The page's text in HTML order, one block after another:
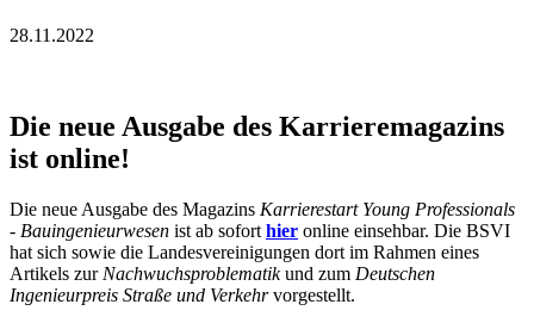
28.11.2022
Die neue Ausgabe des Karrieremagazins
ist online!
Die neue Ausgabe des Magazins Karrierestart Young Professionals
- Bauingenieurwesen ist ab sofort hier online einsehbar. Die BSVI
hat sich sowie die Landesvereinigungen dort im Rahmen eines
Artikels zur Nachwuchsproblematikund zum Deutschen
Ingenieurpreis Straße und Verkehrvorgestellt.